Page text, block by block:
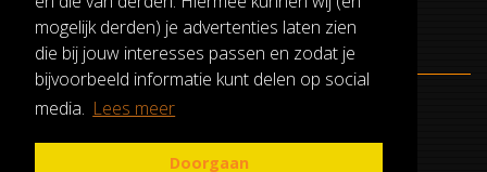
mogelijk derden) je advertenties laten zien
die bij jouw interesses passen en zodat je
bijvoorbeeld informatie kunt delen op social
media. Lees meer
Doorgaan
RUILEN EN RETOURNEREN